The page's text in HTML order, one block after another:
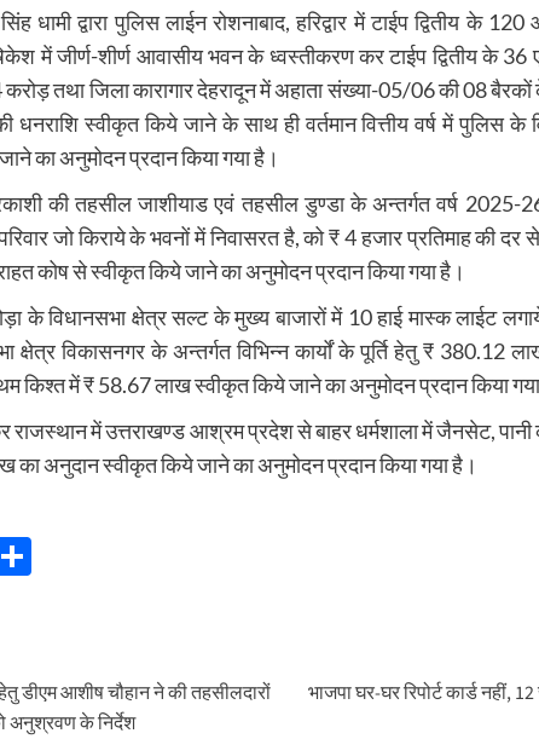
धामी द्वारा पुलिस लाईन रोशनाबाद, हरिद्वार में टाईप द्वितीय के
में जीर्ण-शीर्ण आवासीय भवन के ध्वस्तीकरण कर टाईप द्वितीय के
करोड़ तथा जिला कारागार देहरादून में अहाता संख्या-05/06 की 08
धनराशि स्वीकृत किये जाने के साथ ही वर्तमान वित्तीय वर्ष में पुलिस के
का अनुमोदन प्रदान किया गया है।
की तहसील जाशीयाड एवं तहसील डुण्डा के अन्तर्गत वर्ष
जो किराये के भवनों में निवासरत है, को ₹ 4 हजार प्रतिमाह की
कोष से स्वीकृत किये जाने का अनुमोदन प्रदान किया गया है।
के विधानसभा क्षेत्र सल्ट के मुख्य बाजारों में 10 हाई मास्क लाईट
क्षेत्र विकासनगर के अन्तर्गत विभिन्न कार्यों के पूर्ति हेतु ₹ 380.12
किश्त में ₹ 58.67 लाख स्वीकृत किये जाने का अनुमोदन प्रदान किया
राजस्थान में उत्तराखण्ड आश्रम प्रदेश से बाहर धर्मशाला में जैनसेट,
का अनुदान स्वीकृत किये जाने का अनुमोदन प्रदान किया गया है।
डीएम आशीष चौहान ने की तहसीलदारों
अनुश्रवण के निर्देश
भाजपा घर-घर रिपोर्ट कार्ड नहीं,